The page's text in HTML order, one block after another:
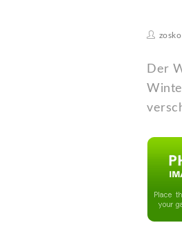
zosko
Der